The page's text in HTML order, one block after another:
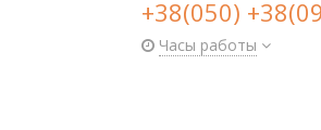
+38(050)
Часы работы